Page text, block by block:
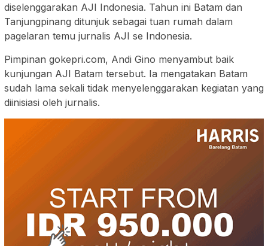
diselenggarakan AJI Indonesia. Tahun ini Batam dan
Tanjungpinang ditunjuk sebagai tuan rumah dalam
pagelaran temu jurnalis AJI se Indonesia.
Pimpinan gokepri.com, Andi Gino menyambut baik
kunjungan AJI Batam tersebut. Ia mengatakan Batam
sudah lama sekali tidak menyelenggarakan kegiatan yang
diinisiasi oleh jurnalis.